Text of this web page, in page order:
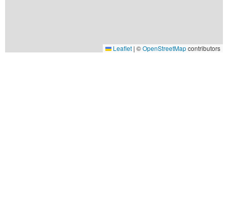
Leaflet | ©OpenStreetMapcontributors